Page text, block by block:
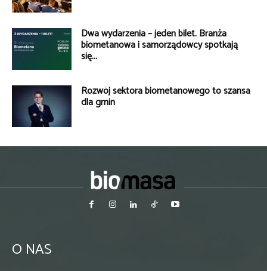
Dwa wydarzenia – jeden bilet. Branża
biometanowa i samorządowcy spotkają
się...
Rozwój sektora biometanowego to szansa
dla gmin
O NAS